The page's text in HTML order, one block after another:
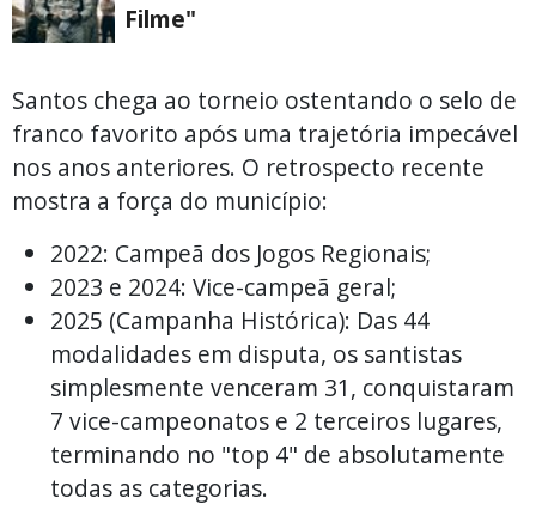
Filme"
Santos chega ao torneio ostentando o selo de
franco favorito após uma trajetória impecável
nos anos anteriores. O retrospecto recente
mostra a força do município:
2022: Campeã dos Jogos Regionais;
2023 e 2024: Vice-campeã geral;
2025 (Campanha Histórica): Das 44
modalidades em disputa, os santistas
simplesmente venceram 31, conquistaram
7 vice-campeonatos e 2 terceiros lugares,
terminando no "top 4" de absolutamente
todas as categorias.